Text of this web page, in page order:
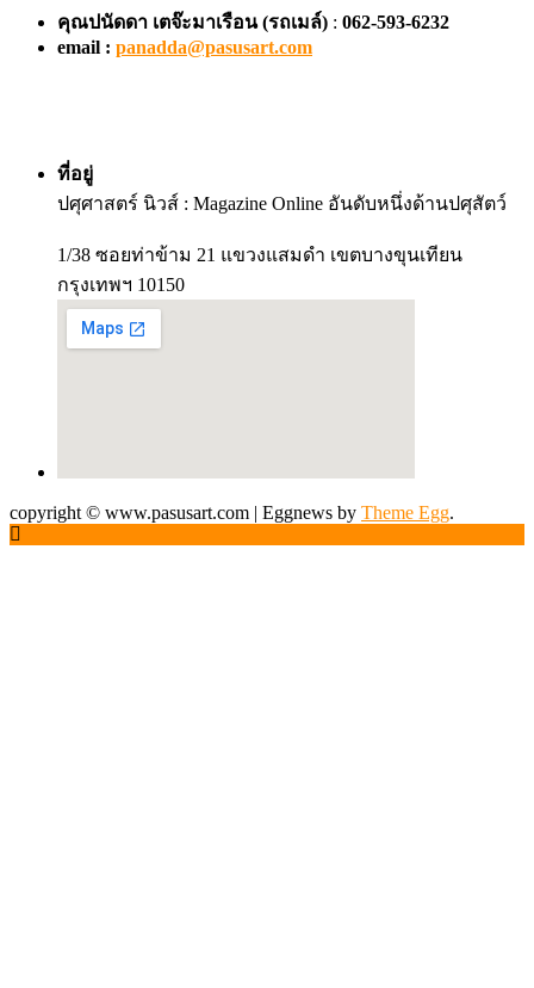
คุณปนัดดา เตจ๊ะมาเรือน (รถเมล์) : 062-593-6232
email : panadda@pasusart.com
ที่อยู่
ปศุศาสตร์ นิวส์ : Magazine Online อันดับหนึ่งด้านปศุสัตว์
1/38 ซอยท่าข้าม 21 แขวงแสมดำ เขตบางขุนเทียน
กรุงเทพฯ 10150
copyright © www.pasusart.com | Eggnews by Theme Egg.